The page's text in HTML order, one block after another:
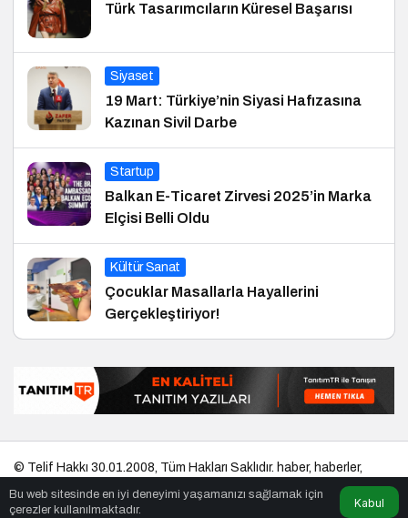
Türk Tasarımcıların Küresel Başarısı
Siyaset
19 Mart: Türkiye’nin Siyasi Hafızasına
Kazınan Sivil Darbe
Startup
Balkan E-Ticaret Zirvesi 2025’in Marka
Elçisi Belli Oldu
Kültür Sanat
Çocuklar Masallarla Hayallerini
Gerçekleştiriyor!
Bu web sitesinde en iyi deneyimi yaşamanızı sağlamak için
çerezler kullanılmaktadır.
Kabul
© Telif Hakkı 30.01.2008, Tüm Hakları Saklıdır. haber, haberler,
eshaber,
kadın, habertr